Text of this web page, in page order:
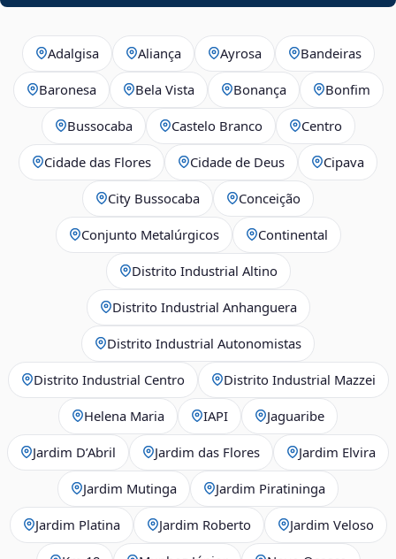
Adalgisa Aliança Ayrosa Bandeiras
Baronesa Bela Vista Bonança Bonfim
Bussocaba Castelo Branco Centro
Cidade das Flores Cidade de Deus Cipava
City Bussocaba Conceição
Conjunto Metalúrgicos Continental
Distrito Industrial Altino
Distrito Industrial Anhanguera
Distrito Industrial Autonomistas
Distrito Industrial Centro Distrito Industrial Mazzei
Helena Maria IAPI Jaguaribe
Jardim D’Abril Jardim das Flores Jardim Elvira
Jardim Mutinga Jardim Piratininga
Jardim Platina Jardim Roberto Jardim Veloso